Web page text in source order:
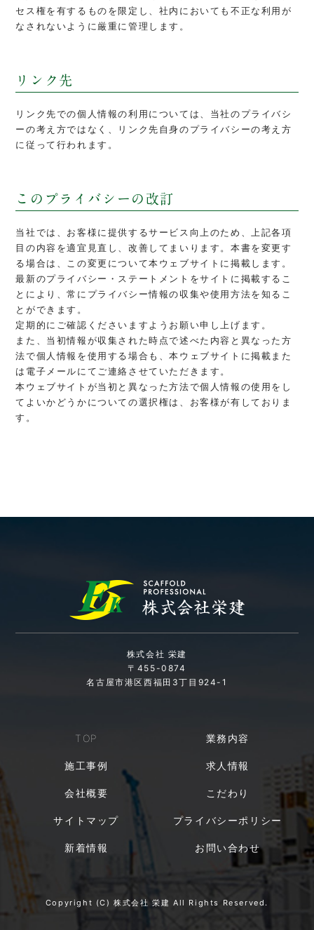
セス権を有するものを限定し、社内においても不正な利用が
なされないように厳重に管理します。
リンク先
リンク先での個人情報の利用については、当社のプライバシ
ーの考え方ではなく、リンク先自身のプライバシーの考え方
に従って行われます。
このプライバシーの改訂
当社では、お客様に提供するサービス向上のため、上記各項
目の内容を適宜見直し、改善してまいります。本書を変更す
る場合は、この変更について本ウェブサイトに掲載します。
最新のプライバシー・ステートメントをサイトに掲載するこ
とにより、常にプライバシー情報の収集や使用方法を知るこ
とができます。
定期的にご確認くださいますようお願い申し上げます。
また、当初情報が収集された時点で述べた内容と異なった方
法で個人情報を使用する場合も、本ウェブサイトに掲載また
は電子メールにてご連絡させていただきます。
本ウェブサイトが当初と異なった方法で個人情報の使用をし
てよいかどうかについての選択権は、お客様が有しておりま
す。
株式会社 栄建
〒455-0874
名古屋市港区西福田3丁目924-1
TOP 業務内容
施工事例 求人情報
会社概要 こだわり
サイトマップ プライバシーポリシー
新着情報 お問い合わせ
Copyright (C) 株式会社 栄建 All Rights Reserved.